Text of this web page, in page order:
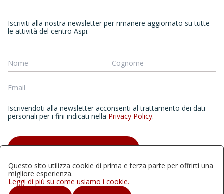
Iscriviti alla nostra newsletter per rimanere aggiornato su tutte
le attività del centro Aspi.
Iscrivendoti alla newsletter acconsenti al trattamento dei dati
personali per i fini indicati nella Privacy Policy.
ISCRIVITI ALLA NEWSLETTER
Quest'opera è distribuita con Licenza Creative Commons
Questo sito utilizza cookie di prima e terza parte per offrirti una
migliore esperienza.
Leggi di più su come usiamo i cookie.